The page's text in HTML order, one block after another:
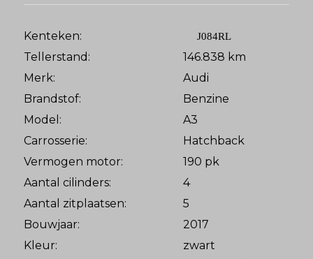
Kenteken: J084RL
Tellerstand:
146.838 km
Merk:
Audi
Brandstof:
Benzine
Model:
A3
Carrosserie:
Hatchback
Vermogen motor:
190 pk
Aantal cilinders:
4
Aantal zitplaatsen:
5
Bouwjaar:
2017
Kleur:
zwart